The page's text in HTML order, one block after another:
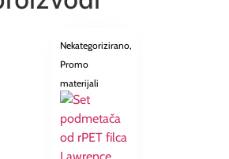
Nekategorizirano,
Promo
materijali